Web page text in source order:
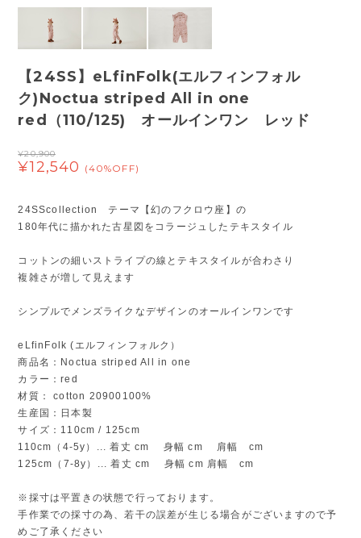
【24SS】eLfinFolk(エルフィンフォル
ク)Noctua striped All in one
red（110/125) オールインワン レッド
¥20,900
¥12,540 (40%OFF)
24SScollection テーマ【幻のフクロウ座】の
180年代に描かれた古星図をコラージュしたテキスタイル
コットンの細いストライプの線とテキスタイルが合わさり
複雑さが増して見えます
シンプルでメンズライクなデザインのオールインワンです
eLfinFolk (エルフィンフォルク）
商品名：Noctua striped All in one
カラー：red
材質： cotton 20900100%
生産国：日本製
サイズ：110cm / 125cm
110cm（4-5y）... 着丈 cm 身幅 cm 肩幅 cm
125cm（7-8y）... 着丈 cm 身幅 cm 肩幅 cm
※採寸は平置きの状態で行っております。
手作業での採寸の為、若干の誤差が生じる場合がございますので予
めご了承ください